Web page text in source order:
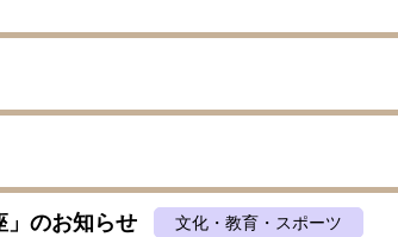
のお知らせ 文化・教育・スポーツ